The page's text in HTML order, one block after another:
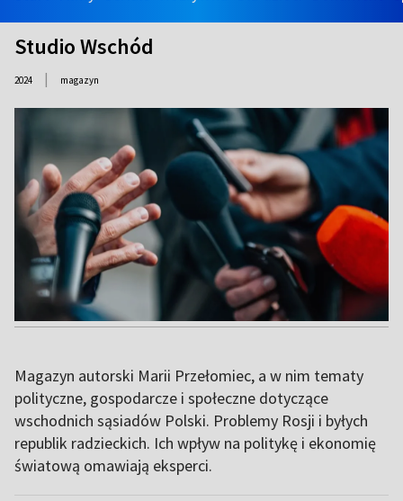
Studio Wschód
2024 | magazyn
Magazyn autorski Marii Przełomiec, a w nim tematy
polityczne, gospodarcze i społeczne dotyczące
wschodnich sąsiadów Polski. Problemy Rosji i byłych
republik radzieckich. Ich wpływ na politykę i ekonomię
światową omawiają eksperci.